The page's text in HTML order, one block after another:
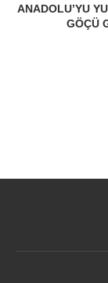
ANADOLU’YU
GÖÇÜ